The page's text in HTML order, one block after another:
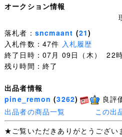
オークション情報
落札者： sncmaant (21)
入札件数：47件 入札履歴
終了日時：07月 09日（木） 22
残り時間：終了
出品者情報
pine_remon (3262)
良評
出品者の商品一覧
この出
★ご覧いただきありがとうござ